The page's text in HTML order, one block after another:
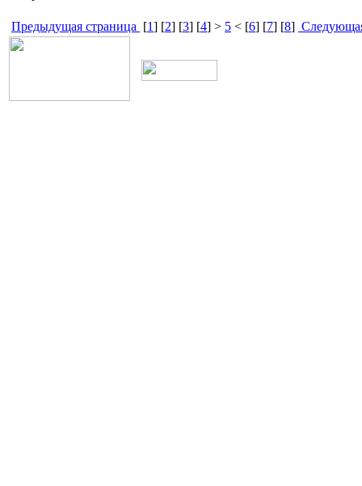
Предыдущая страница [1] [2] [3] [4] > 5 < [6] [7] [8]